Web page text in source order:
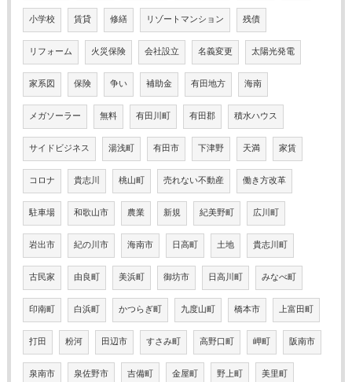
小学校 賃貸 修繕 リゾートマンション 残債
リフォーム 火災保険 会社設立 名義変更 太陽光発電
家系図 保険 争い 補助金 有田地方 海南
メガソーラー 無料 有田川町 有田郡 積水ハウス
サイドビジネス 湯浅町 有田市 下津野 天満 家賃
コロナ 貴志川 桃山町 売れない不動産 働き方改革
駐車場 和歌山市 農業 新規 紀美野町 広川町
岩出市 紀の川市 海南市 日高町 土地 貴志川町
古民家 由良町 美浜町 御坊市 日高川町 みなべ町
印南町 白浜町 かつらぎ町 九度山町 橋本市 上富田町
打田 粉河 田辺市 すさみ町 高野口町 岬町 阪南市
泉南市 泉佐野市 吉備町 金屋町 野上町 美里町